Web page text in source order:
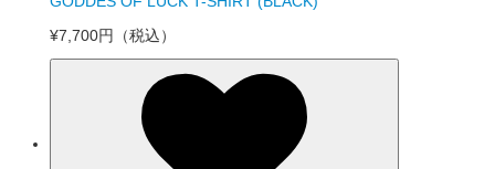
¥7,700円
（税込）